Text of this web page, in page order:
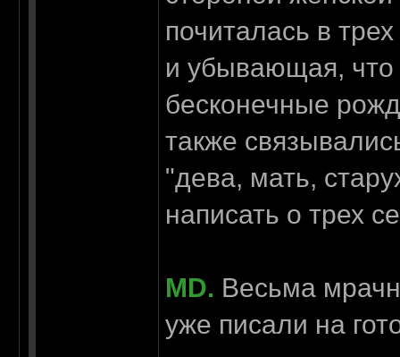
почиталась в
и убывающая, что
бесконечные
также
"дева, мать,
написать о трех
MD. Весьма
уже писали на